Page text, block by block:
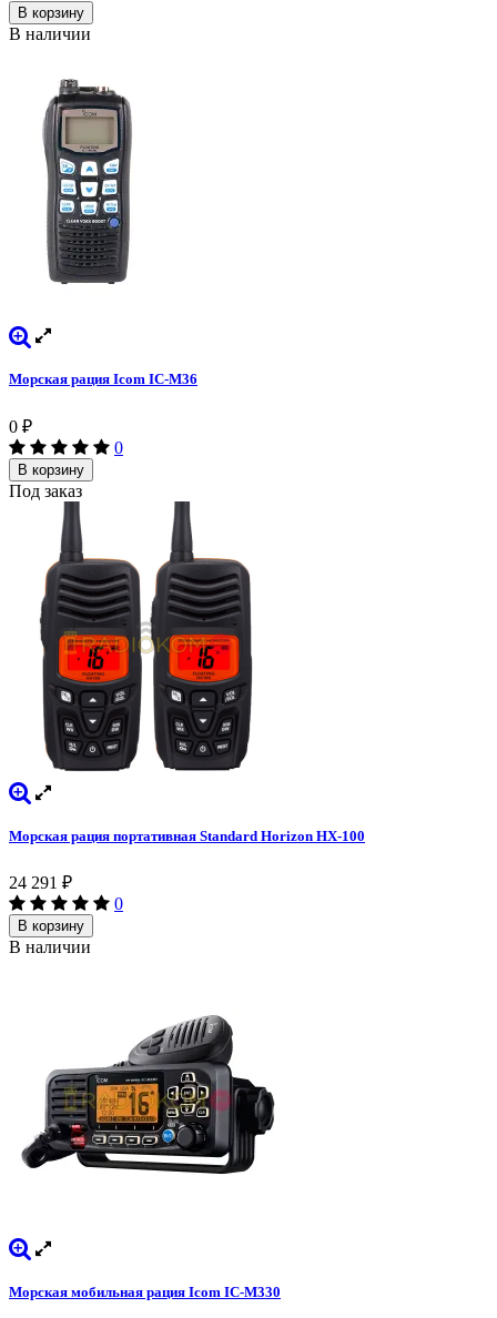
В корзину
В наличии
Морская рация Icom IC-M36
0 ₽
0
В корзину
Под заказ
Морская рация портативная Standard Horizon HX-100
24 291 ₽
0
В корзину
В наличии
Морская мобильная рация Icom IC-M330